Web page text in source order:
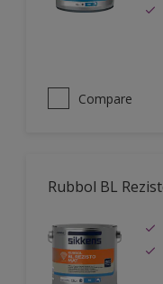
Compare
Rubbol BL